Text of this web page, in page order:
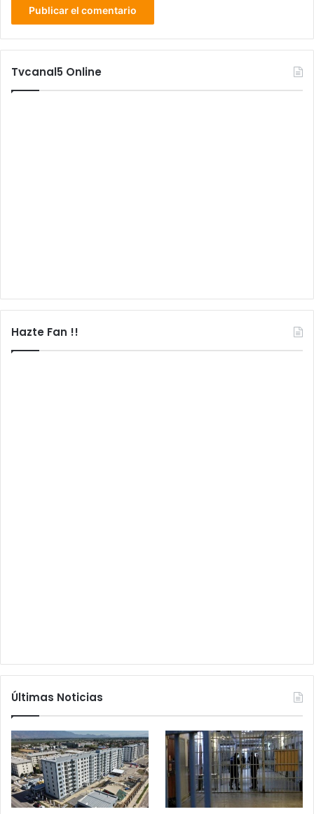
Tvcanal5 Online
Hazte Fan !!
Últimas Noticias